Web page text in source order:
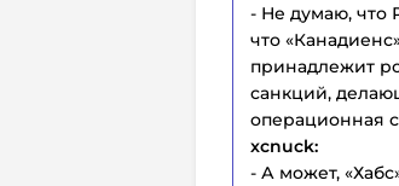
- Не думаю, что
что
принадлежит
санкций,
операционная
xcnuck:
- А может,